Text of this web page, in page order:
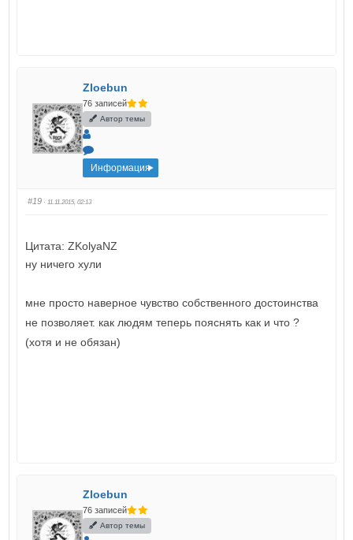
Zloebun
76 записей
Автор темы
Информация
#19 · 11.11.2015, 02:13
Цитата: ZKolyaNZ
ну ничего хули
мне просто наверное чувство собственного достоинства
не позволяет. как людям теперь пояснять как и что ?
(хотя и не обязан)
Zloebun
76 записей
Автор темы